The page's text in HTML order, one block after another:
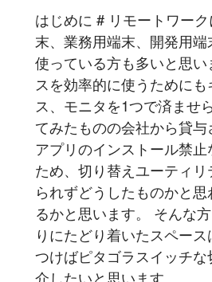
はじめに # リモートワー
末、業務用端末、開発用
使っている方も多いと思
スを効率的に使うために
ス、モニタを1つで済ませ
てみたものの会社から貸
アプリのインストール禁
ため、切り替えユーティ
られずどうしたものかと
るかと思います。 そんな
りにたどり着いたスペー
つけばピタゴラスイッチ
介したいと思います...